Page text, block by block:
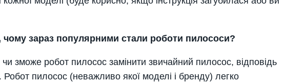
чому зараз популярними стали роботи пилососи?
зможе робот пилосос замінити звичайний пилосос, відповідь
пилосос (неважливо якої моделі і бренду) легко